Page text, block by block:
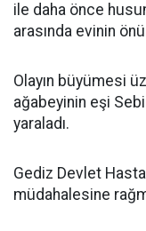
ile daha önce
arasında evinin
Olayın büyümesi
ağabeyinin eşi
yaraladı.
Gediz Devlet
müdahalesine